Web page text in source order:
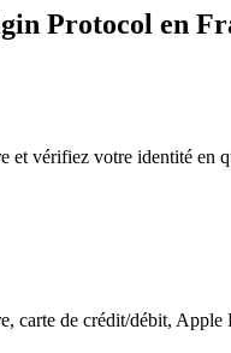
Protocol en
et vérifiez votre identité en
carte de crédit/débit,